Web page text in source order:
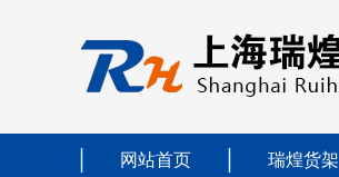
网站首页 瑞煌货架